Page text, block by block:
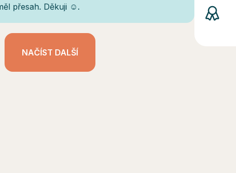
přesah. Děkuji ☺️.
NAČÍST DALŠÍ